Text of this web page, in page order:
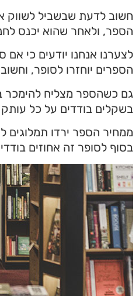
חשוב לדעת שבשביל לשווק
הספר, ולאחר שהוא יכנס
לצערנו אנחנו יודעים כי
הספרים יוחזרו לסופר,
גם כשהספר מצליח להימכר
בשקלים בודדים על כל
ממחיר הספר ירדו
בסוף לסופר זה אחוזים בודדים